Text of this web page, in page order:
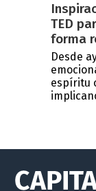
TED
forma
Desde
espíritu